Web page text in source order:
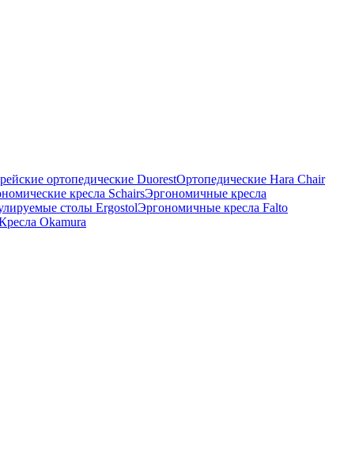
ортопедические DuorestОртопедические Hara Chair
кресла SchairsЭргономичные кресла
столы ErgostolЭргономичные кресла Falto
Okamura